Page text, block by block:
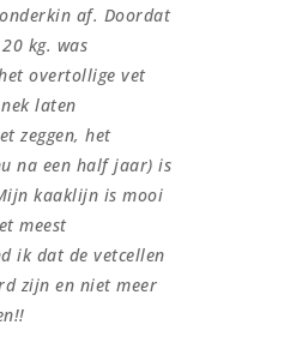
af. Doordat
kg. was
overtollige vet
laten
zeggen, het
na een half jaar) is
kaaklijn is mooi
meest
ik dat de vetcellen
zijn en niet meer